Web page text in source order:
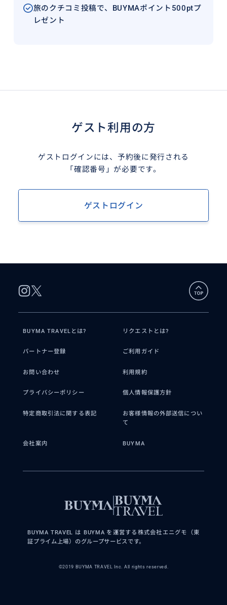
旅のクチコミ投稿で、BUYMAポイント500ptプ
レゼント
ゲスト利用の方
ゲストログインには、予約後に発行される
「確認番号」が必要です。
ゲストログイン
BUYMA TRAVELとは? リクエストとは?
パートナー登録 ご利用ガイド
お問い合わせ 利用規約
プライバシーポリシー 個人情報保護方針
特定商取引法に関する表記
お客様情報の外部送信につい
て
会社案内 BUYMA
BUYMA TRAVEL は BUYMA を運営する株式会社エニグモ（東
証プライム上場）のグループサービスです。
©2019 BUYMA TRAVEL Inc. All rights reserved.